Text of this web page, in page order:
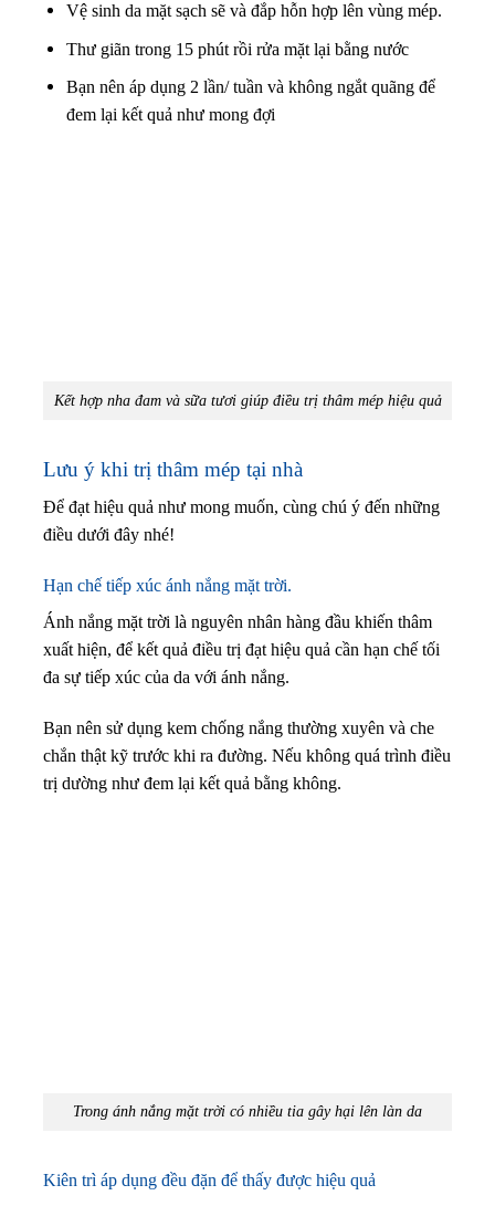
Vệ sinh da mặt sạch sẽ và đắp hỗn hợp lên vùng mép.
Thư giãn trong 15 phút rồi rửa mặt lại bằng nước
Bạn nên áp dụng 2 lần/ tuần và không ngắt quãng để
đem lại kết quả như mong đợi
Kết hợp nha đam và sữa tươi giúp điều trị thâm mép hiệu quả
Lưu ý khi trị thâm mép tại nhà
Để đạt hiệu quả như mong muốn, cùng chú ý đến những
điều dưới đây nhé!
Hạn chế tiếp xúc ánh nắng mặt trời.
Ánh nắng mặt trời là nguyên nhân hàng đầu khiến thâm
xuất hiện, để kết quả điều trị đạt hiệu quả cần hạn chế tối
đa sự tiếp xúc của da với ánh nắng.
Bạn nên sử dụng kem chống nắng thường xuyên và che
chắn thật kỹ trước khi ra đường. Nếu không quá trình điều
trị dường như đem lại kết quả bằng không.
Trong ánh nắng mặt trời có nhiều tia gây hại lên làn da
Kiên trì áp dụng đều đặn để thấy được hiệu quả